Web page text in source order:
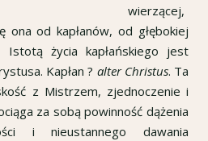
wierzącej,
ona od kapłanów, od głębokiej
Istotą życia kapłańskiego jest
Kapłan ? alter Christus. Ta
z Mistrzem, zjednoczenie i
za sobą powinność dążenia
i nieustannego dawania